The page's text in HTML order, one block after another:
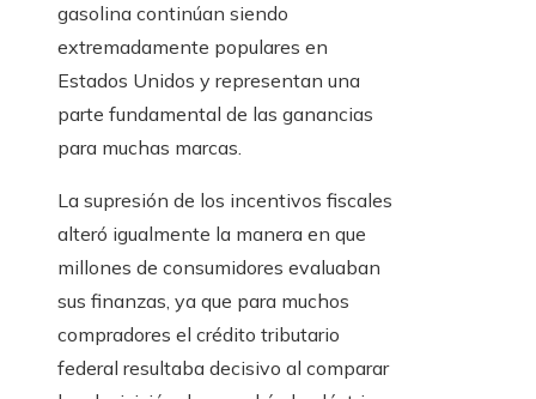
gasolina continúan siendo
extremadamente populares en
Estados Unidos y representan una
parte fundamental de las ganancias
para muchas marcas.
La supresión de los incentivos fiscales
alteró igualmente la manera en que
millones de consumidores evaluaban
sus finanzas, ya que para muchos
compradores el crédito tributario
federal resultaba decisivo al comparar